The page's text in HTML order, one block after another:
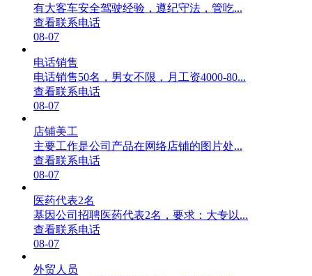
有大客车安全驾驶经验，遵纪守法，管吃...
查看联系电话
08-07
电话销售
电话销售50名，男女不限，月工资4000-80...
查看联系电话
08-07
店铺美工
主要工作是公司产品在网络店铺的图片处...
查看联系电话
08-07
医药代表2名
基因公司招聘医药代表2名，要求：大专以...
查看联系电话
08-07
外贸人员